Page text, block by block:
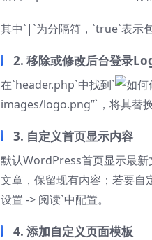
其中`|`为分隔符，`true`表示
2. 移除或修改后台登录
在`header.php`中找到`
images/logo.png”`，将其替
3. 自定义首页显示内容
默认WordPress首页显示最
文章，保留现有内容；若要自
设置 -> 阅读`中配置。
4. 添加自定义页面模板